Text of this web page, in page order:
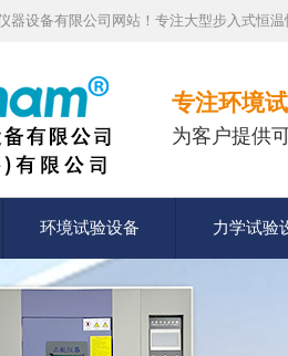
器设备有限公司网站！专注大型步入式恒
专注环境
为客户提供
环境试验设备 力学试验